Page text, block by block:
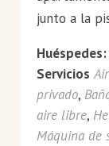
junto a la
Huéspedes:
Servicios
privado,
aire libre,
Máquina de